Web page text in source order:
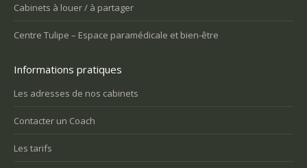
Cabinets à louer / à partager
Centre Tulipe – Espace paramédicale et bien-être
Informations pratiques
Les adresses de nos cabinets
Contacter un Coach
Les tarifs